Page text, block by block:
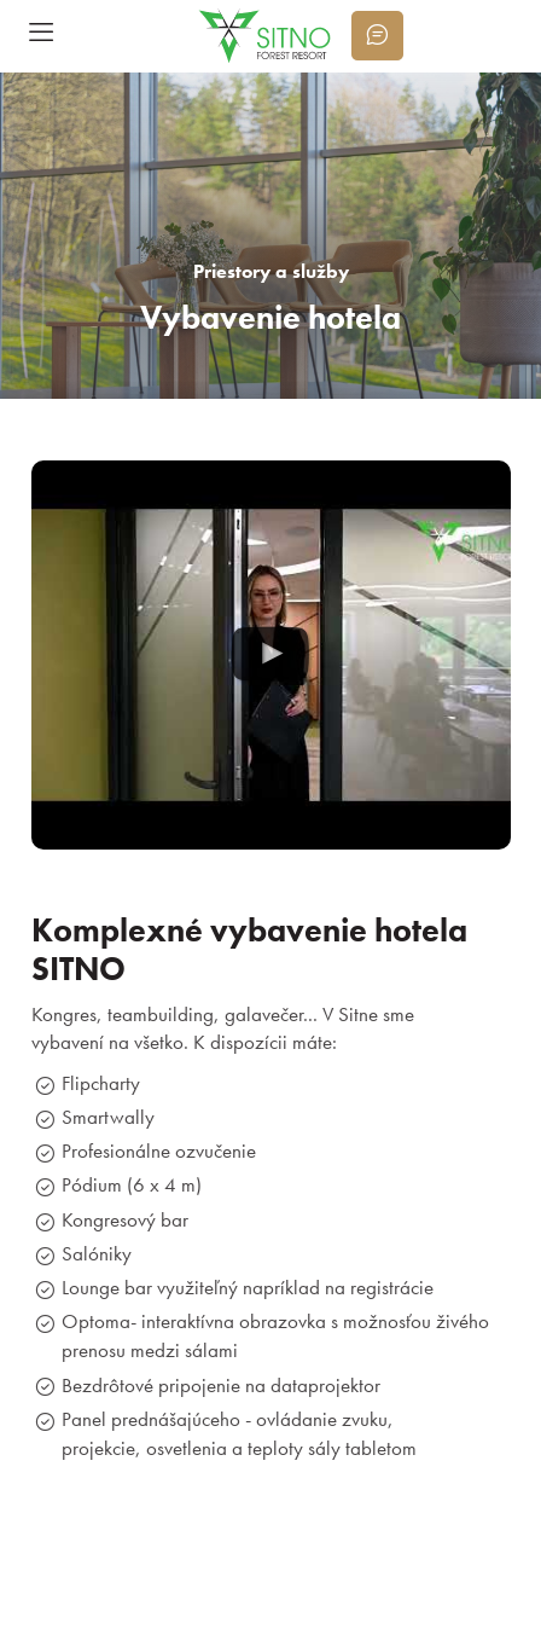
Kongresy
Eventy a teambuildingy
Priestory a služby
Gastronómia
Wellness & Spa
Priestory a služby
Vybavenie hotela
Komplexné vybavenie hotela
SITNO
Kongres, teambuilding, galavečer... V Sitne sme
vybavení na všetko. K dispozícii máte:
Flipcharty
Smartwally
Profesionálne ozvučenie
Pódium (6 x 4 m)
Kongresový bar
Salóniky
Lounge bar využiteľný napríklad na registrácie
Optoma- interaktívna obrazovka s možnosťou živého
prenosu medzi sálami
Bezdrôtové pripojenie na dataprojektor
Panel prednášajúceho - ovládanie zvuku,
projekcie, osvetlenia a teploty sály tabletom